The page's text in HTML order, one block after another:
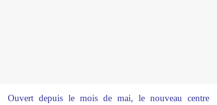
Ouvert depuis le mois de mai, le nouveau centre